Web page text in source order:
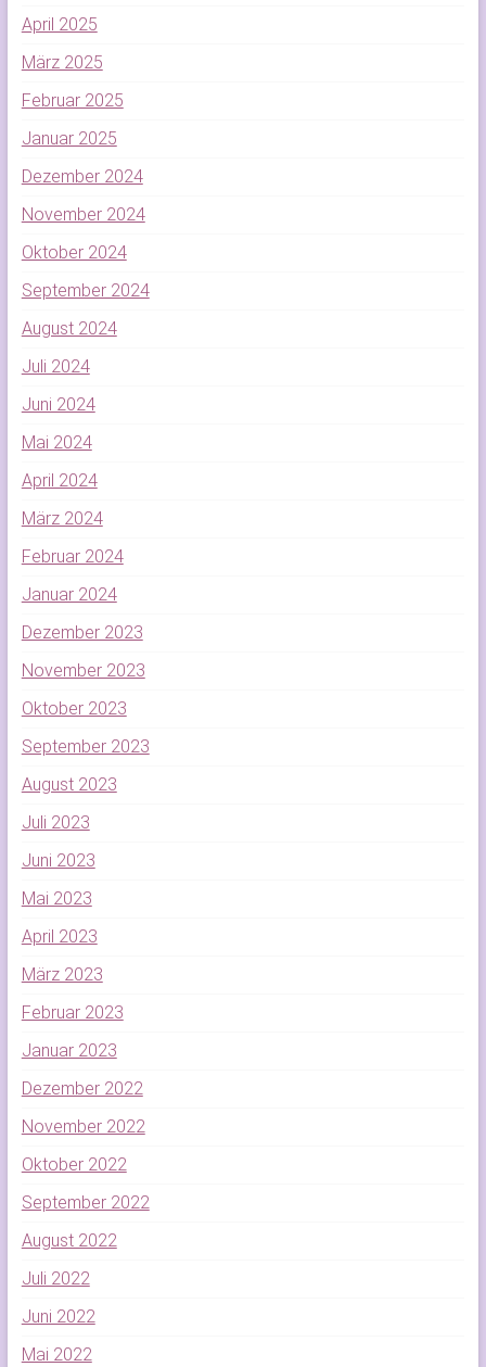
April 2025
März 2025
Februar 2025
Januar 2025
Dezember 2024
November 2024
Oktober 2024
September 2024
August 2024
Juli 2024
Juni 2024
Mai 2024
April 2024
März 2024
Februar 2024
Januar 2024
Dezember 2023
November 2023
Oktober 2023
September 2023
August 2023
Juli 2023
Juni 2023
Mai 2023
April 2023
März 2023
Februar 2023
Januar 2023
Dezember 2022
November 2022
Oktober 2022
September 2022
August 2022
Juli 2022
Juni 2022
Mai 2022